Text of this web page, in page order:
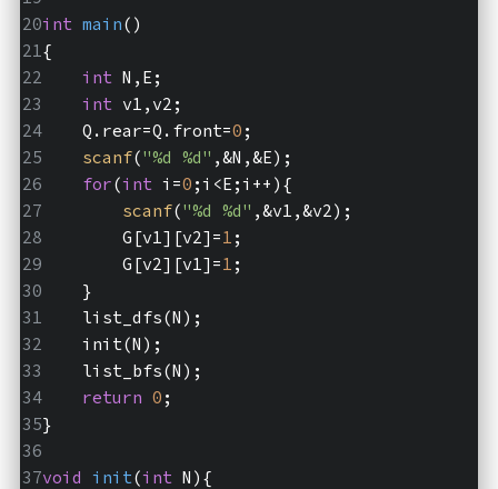
int main()
{
int N,E;
int v1,v2;
    Q.rear=Q.front=
0 ;
scanf("%d %d" ,&N,&E);
for(int i=0 ;i<E;i++){
scanf("%d %d" ,&v1,&v2);
        G[v1][v2]=
1 ;
        G[v2][v1]=
1 ;
    }
    list_dfs(N);
    init(N);
    list_bfs(N);
return 0 ;
}
void init(int N) {